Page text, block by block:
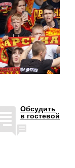
Обсудить
в гостевой